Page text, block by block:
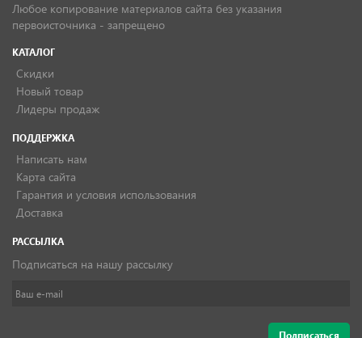
Любое копирование материалов сайта без указания
первоисточника - запрещено
КАТАЛОГ
Скидки
Новый товар
Лидеры продаж
ПОДДЕРЖКА
Написать нам
Карта сайта
Гарантия и условия использования
Доставка
РАССЫЛКА
Подписаться на нашу рассылку